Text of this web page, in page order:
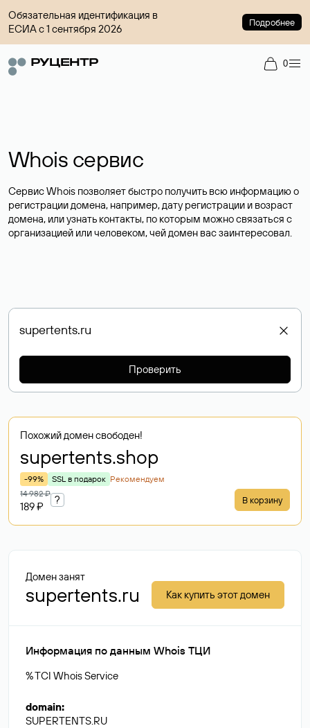
Обязательная идентификация в
ЕСИА с 1 сентября 2026
Подробнее
0
Whois сервис
Сервис Whois позволяет быстро получить всю информацию о
регистрации домена, например, дату регистрации и возраст
домена, или узнать контакты, по которым можно связаться с
организацией или человеком, чей домен вас заинтересовал.
Проверить
Похожий домен свободен!
supertents.shop
-99% SSL в подарок Рекомендуем
14 982 ₽
189 ₽
? В корзину
Домен занят
supertents.ru Как купить этот домен
Информация по данным Whois ТЦИ
% TCI Whois Service
domain:
SUPERTENTS.RU